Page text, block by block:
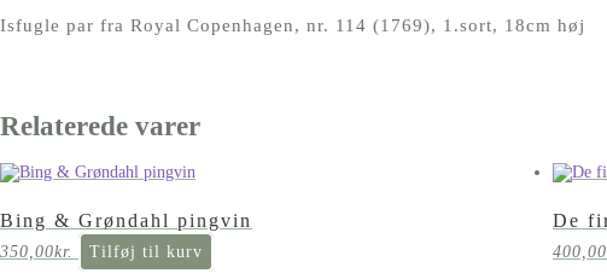
Isfugle par fra Royal Copenhagen, nr. 114 (1769), 1.sort, 18cm høj
Relaterede varer
Bing & Grøndahl pingvin
350,00kr. Tilføj til kurv
De
400,00